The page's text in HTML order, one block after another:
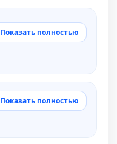
Показать полностью
Показать полностью